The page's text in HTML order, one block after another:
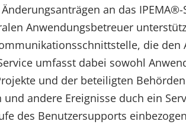
an das
Anwendungsbetreuer
die
umfasst dabei sowohl
und der beteiligten
andere Ereignisse duch ein
des Benutzersupports